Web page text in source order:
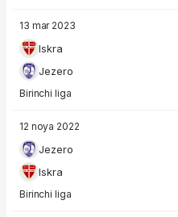
13 mar 2023
Iskra
Jezero
Birinchi liga
12 noya 2022
Jezero
Iskra
Birinchi liga